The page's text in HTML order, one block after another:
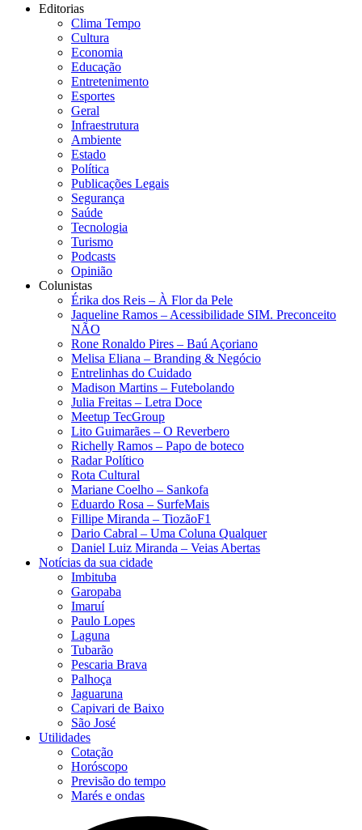
Editorias
Clima Tempo
Cultura
Economia
Educação
Entretenimento
Esportes
Geral
Infraestrutura
Ambiente
Estado
Política
Publicações Legais
Segurança
Saúde
Tecnologia
Turismo
Podcasts
Opinião
Colunistas
Érika dos Reis​ – À Flor da Pele
Jaqueline Ramos – Acessibilidade SIM. Preconceito
NÃO
Rone Ronaldo Pires – Baú Açoriano
Melisa Eliana – Branding & Negócio
Entrelinhas do Cuidado
Madison Martins – Futebolando
Julia Freitas​ – Letra Doce
Meetup TecGroup
Lito Guimarães – O Reverbero
Richelly Ramos​ – Papo de boteco
Radar Político
Rota Cultural
Mariane Coelho – Sankofa
Eduardo Rosa​ – SurfeMais
Fillipe Miranda – TiozãoF1
Dario Cabral – Uma Coluna Qualquer
Daniel Luiz Miranda – Veias Abertas
Notícias da sua cidade
Imbituba
Garopaba
Imaruí
Paulo Lopes
Laguna
Tubarão
Pescaria Brava
Palhoça
Jaguaruna
Capivari de Baixo
São José
Utilidades
Cotação
Horóscopo
Previsão do tempo
Marés e ondas